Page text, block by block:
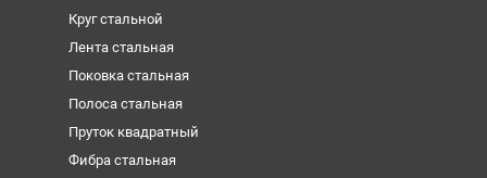
Круг стальной
Лента стальная
Поковка стальная
Полоса стальная
Пруток квадратный
Фибра стальная